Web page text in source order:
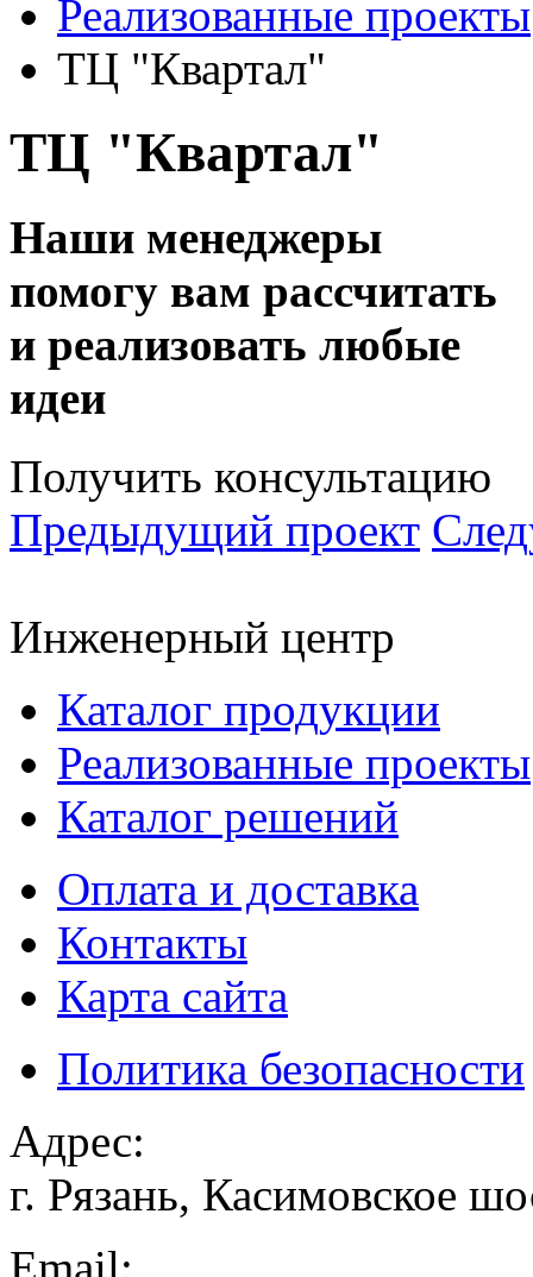
Реализованные проекты
ТЦ "Квартал"
ТЦ "Квартал"
Наши менеджеры
помогу вам рассчитать
и реализовать любые
идеи
Получить консультацию
Предыдущий проект
Инженерный центр
Каталог продукции
Реализованные проекты
Каталог решений
Оплата и доставка
Контакты
Карта сайта
Политика безопасности
Адрес:
г. Рязань, Касимовское